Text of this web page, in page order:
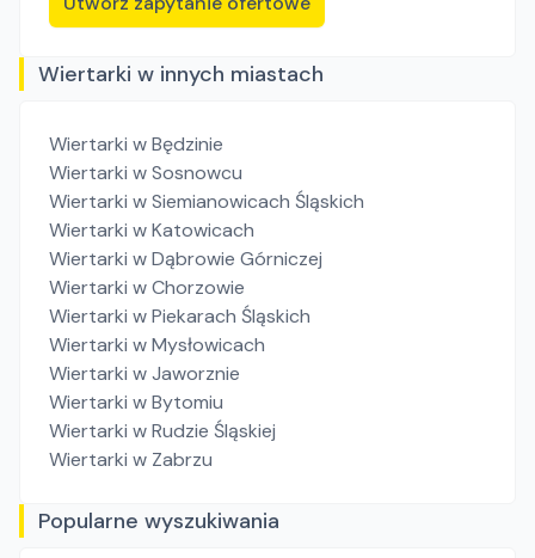
Wiertarki w innych miastach
Wiertarki w Będzinie
Wiertarki w Sosnowcu
Wiertarki w Siemianowicach Śląskich
Wiertarki w Katowicach
Wiertarki w Dąbrowie Górniczej
Wiertarki w Chorzowie
Wiertarki w Piekarach Śląskich
Wiertarki w Mysłowicach
Wiertarki w Jaworznie
Wiertarki w Bytomiu
Wiertarki w Rudzie Śląskiej
Wiertarki w Zabrzu
Popularne wyszukiwania